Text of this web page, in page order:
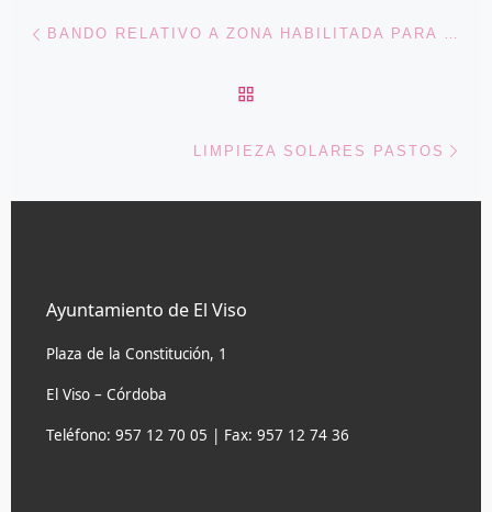
Navegación de entradas BANDO RELATIVO A ZONA HABILITADA PARA BOTELLÓN EN FERIA SANTA ANA 2026
LIMPIEZA SOLARES PASTOS
Ayuntamiento de El Viso
Plaza de la Constitución, 1
El Viso – Córdoba
Teléfono: 957 12 70 05 | Fax: 957 12 74 36